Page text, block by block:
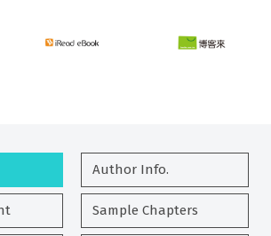
Author Info.
Sample Chapters